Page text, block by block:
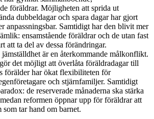
föräldrar. Möjligheten att sprida ut
dubbeldagar och spara dagar har gjort
anpassningsbar. Samtidigt har den blivit mer
ensamstående föräldrar och de utan fast
att ta del av dessa förändringar.
är en återkommande målkonflikt.
det möjligt att överlåta föräldradagar till
förälder har ökat flexibiliteten för
och stjärnfamiljer. Samtidigt
de reserverade månaderna ska stärka
reformen öppnar upp för föräldrar att
som tar hand om barnet.